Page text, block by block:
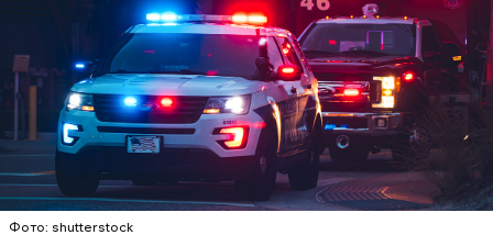
Фото: shutterstock
встретить. На Сокотре также есть горы,
известняковое плато и прибрежные равнины,
которые дополняют «внеземную» атмосферу.
Фото: World Economic Forum / CC BY-NC-SA 2.0